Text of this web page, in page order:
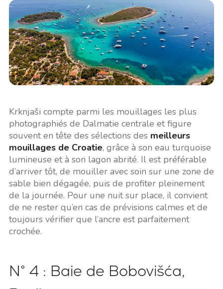
Krknjaši compte parmi les mouillages les plus
photographiés de Dalmatie centrale et figure
souvent en tête des sélections des meilleurs
mouillages de Croatie, grâce à son eau turquoise
lumineuse et à son lagon abrité. Il est préférable
d’arriver tôt, de mouiller avec soin sur une zone de
sable bien dégagée, puis de profiter pleinement
de la journée. Pour une nuit sur place, il convient
de ne rester qu’en cas de prévisions calmes et de
toujours vérifier que l’ancre est parfaitement
crochée.
N° 4 : Baie de Bobovišća,